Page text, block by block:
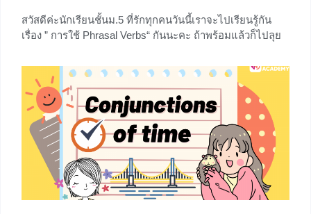
สวัสดีค่ะนักเรียนชั้นม.5 ที่รักทุกคนวันนี้เราจะไปเรียนรู้กัน
เรื่อง ” การใช้ Phrasal Verbs“ กันนะคะ ถ้าพร้อมแล้วก็ไปลุย
โดยเป็นกริยาที่มีคำอื่นๆ อย่างเช่น คำบุพบท (Preposition)
ร่วมกันส่วนใหญ่แล้ว Phrasal Verbs จะบอกถึงการกระทำ มัก
จะเจอในชีวิตประจำวันในสถานการณ์ทั่วไป
+1